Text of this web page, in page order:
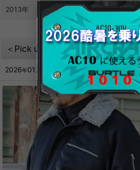
＜Pick up！＞売れてます☆2000防
2026年01 月 日
2013年